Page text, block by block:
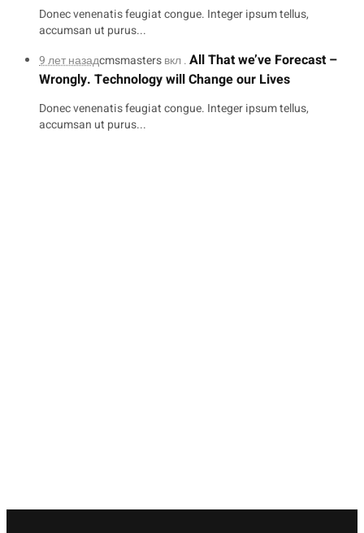
Donec venenatis feugiat congue. Integer ipsum tellus,
accumsan ut purus...
9 лет назадcmsmastersвкл .All That we’ve Forecast –
Wrongly. Technology will Change our Lives
Donec venenatis feugiat congue. Integer ipsum tellus,
accumsan ut purus...